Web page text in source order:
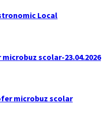
Local
scolar-23.04.2026
microbuz scolar